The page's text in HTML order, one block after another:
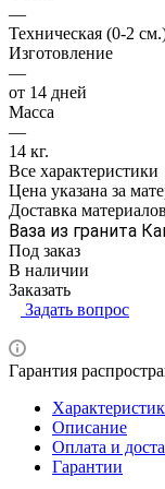
—
Техническая (0-2
Изготовление
—
от 14 дней
Масса
—
14 кг.
Все характеристики
Цена указана за
Доставка
Ваза из гранита
Под заказ
В наличии
Заказать
Задать вопрос
Гарантия
Описание
Оплата и
Гарантии